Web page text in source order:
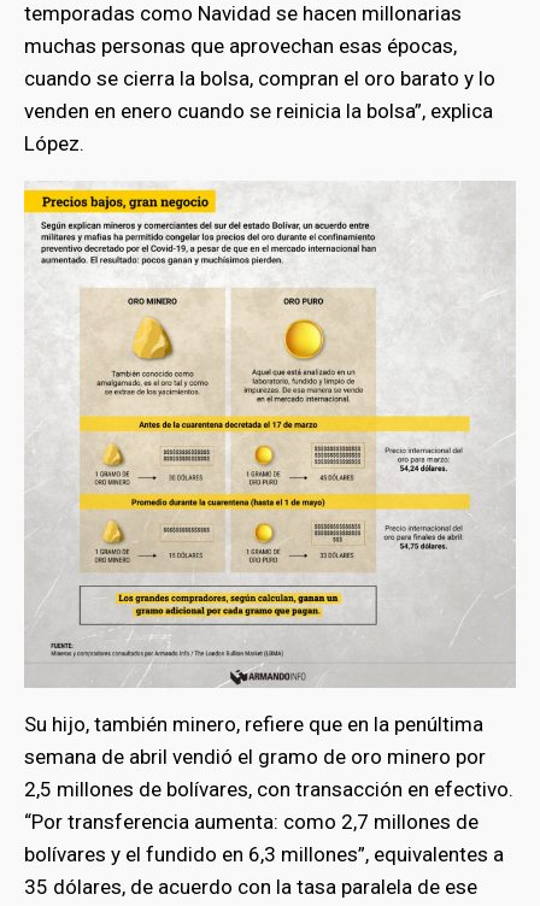
temporadas como Navidad se hacen millonarias
muchas personas que aprovechan esas épocas,
cuando se cierra la bolsa, compran el oro barato y lo
venden en enero cuando se reinicia la bolsa”, explica
López.
Su hijo, también minero, refiere que en la penúltima
semana de abril vendió el gramo de oro minero por
2,5 millones de bolívares, con transacción en efectivo.
“Por transferencia aumenta: como 2,7 millones de
bolívares y el fundido en 6,3 millones”, equivalentes a
35 dólares, de acuerdo con la tasa paralela de ese